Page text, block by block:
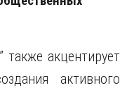
акцентирует
активного